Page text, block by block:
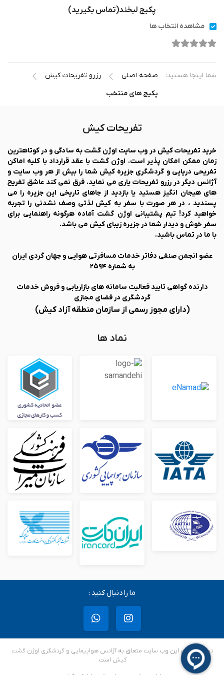
پکیج لبخند(تماس بگیرید)
مشاهده انتخاب ها
شما اینجا هستید: صفحه اصلی
رزرو تفریحات کیش
پکیج های منتخب
تفریحات کیش
خرید تفریحات کیش در وب سایت اوژن گشت به سادگی و در کوتاهترین
زمان ممکن امکان پذیر است. اوژن گشت با عقد قرارداد با کلیه اماکن
تفریحی دریایی و گردشگری جزیره کیش شما را بیش از هر وب سایت و
آژانس دیگر در رزرو تفریحات یاری می نماید. فرق نمی کند عاشق تفریح
های هیجان انگیز هستید یا بازدید از جاهای تاریخی این جزیره را می
پسندید ، در هر صورت با سفر به کیش لذتی وصف نشدنی را تجربه
خواهید کرد! تیم پشتیبانی اوژن گشت آماده هرگونه راهنمایی برای
سفر خوش و دیدار شما در جزیره زیبای کیش می باشد.
با ما در تماس باشید.
عضو انجمن صنفی دفاتر خدمات مسافرتی هوایی و جهان گردی ایران
به شماره ۲۵۹۴
دارنده گواهی تایید فعالیت سامانه های بازاریابی و فروش خدمات
گردشگری در فضای مجازی
(دارای مجوز رسمی از سازمان منطقه آزاد کیش)
نماد ها
ما را دنبال کنید :
تمامی حقوق این وب سایت متعلق بهآژانس هواپیمایی و گردشگری اوژن گشت
کیش است.